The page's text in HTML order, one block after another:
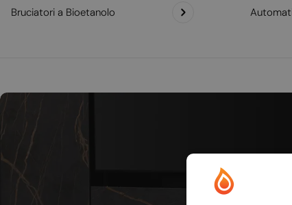
Bruciatori a Bioetanolo